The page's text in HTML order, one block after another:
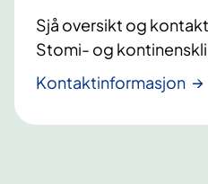
Sjå oversikt og
Stomi- og
Kontaktinformasjon